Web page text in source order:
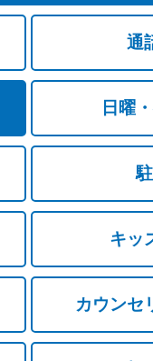
通
日曜
キッ
カウンセ